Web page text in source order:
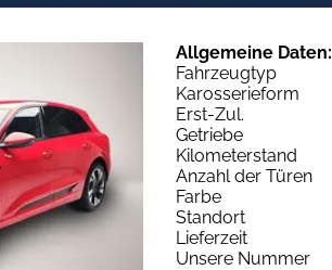
Allgemeine Daten:
Fahrzeugtyp
Karosserieform
Erst-Zul.
Getriebe
Kilometerstand
Anzahl der Türen
Farbe
Standort
Lieferzeit
Unsere Nummer